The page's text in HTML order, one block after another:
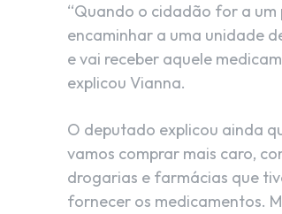
“Quando o cidadão for a um
encaminhar a uma unidade
e vai receber aquele
explicou Vianna.
O deputado explicou ainda
vamos comprar mais caro,
drogarias e farmácias que
fornecer os medicamentos.